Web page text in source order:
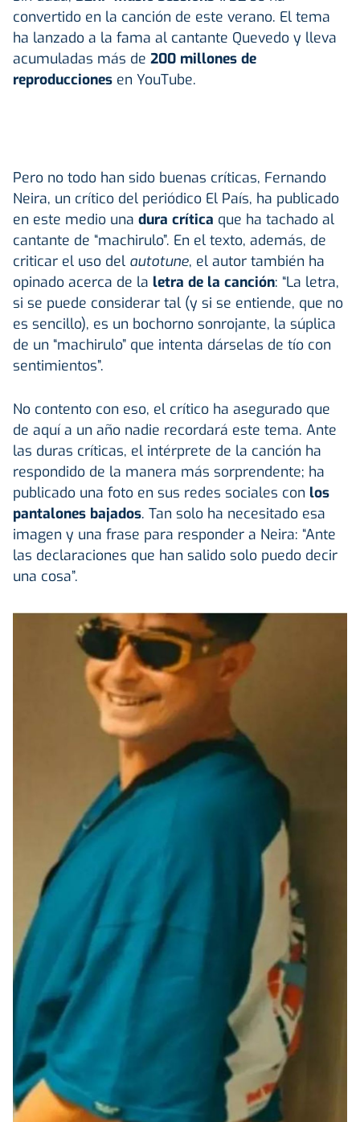
convertido en la canción de este verano. El tema
ha lanzado a la fama al cantante Quevedo y lleva
acumuladas más de 200 millones de
reproducciones en YouTube.
Pero no todo han sido buenas críticas, Fernando
Neira, un crítico del periódico El País, ha publicado
en este medio una dura crítica que ha tachado al
cantante de “machirulo”. En el texto, además, de
criticar el uso del autotune, el autor también ha
opinado acerca de la letra de la canción: “La letra,
si se puede considerar tal (y si se entiende, que no
es sencillo), es un bochorno sonrojante, la súplica
de un “machirulo” que intenta dárselas de tío con
sentimientos”.
No contento con eso, el crítico ha asegurado que
de aquí a un año nadie recordará este tema. Ante
las duras críticas, el intérprete de la canción ha
respondido de la manera más sorprendente; ha
publicado una foto en sus redes sociales con los
pantalones bajados. Tan solo ha necesitado esa
imagen y una frase para responder a Neira: “Ante
las declaraciones que han salido solo puedo decir
una cosa”.